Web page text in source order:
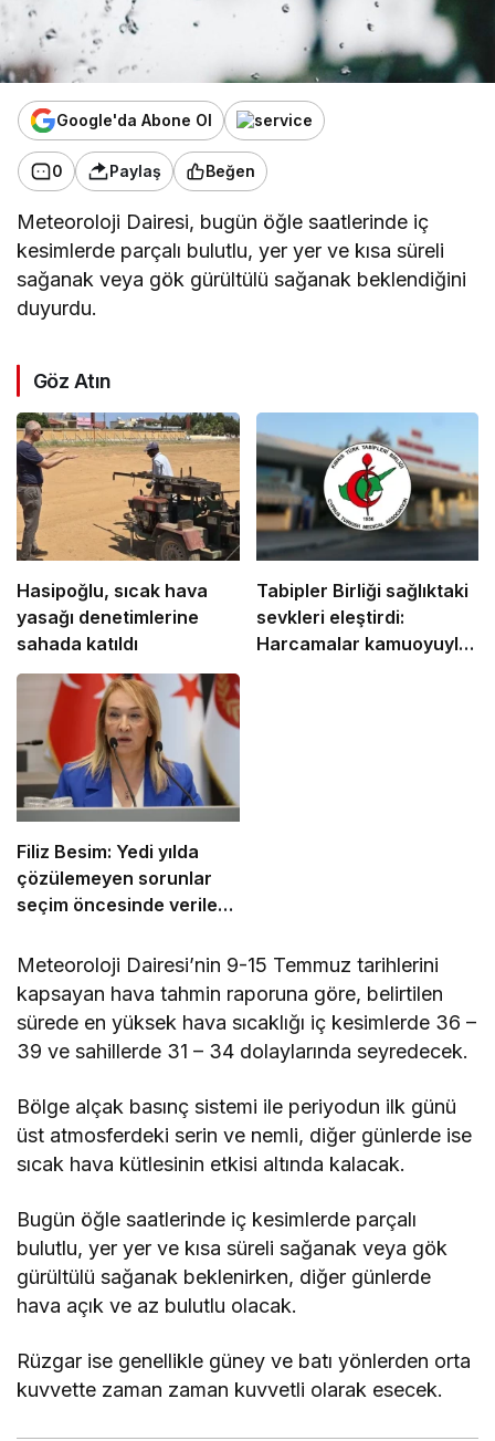
Google'da Abone Ol
0 Paylaş Beğen
Meteoroloji Dairesi, bugün öğle saatlerinde iç
kesimlerde parçalı bulutlu, yer yer ve kısa süreli
sağanak veya gök gürültülü sağanak beklendiğini
duyurdu.
Göz Atın
Hasipoğlu, sıcak hava
yasağı denetimlerine
sahada katıldı
Tabipler Birliği sağlıktaki
sevkleri eleştirdi:
Harcamalar kamuoyuyla
Filiz Besim: Yedi yılda
çözülemeyen sorunlar
seçim öncesinde verilen
Meteoroloji Dairesi’nin 9-15 Temmuz tarihlerini
kapsayan hava tahmin raporuna göre, belirtilen
sürede en yüksek hava sıcaklığı iç kesimlerde 36 –
39 ve sahillerde 31 – 34 dolaylarında seyredecek.
Bölge alçak basınç sistemi ile periyodun ilk günü
üst atmosferdeki serin ve nemli, diğer günlerde ise
sıcak hava kütlesinin etkisi altında kalacak.
Bugün öğle saatlerinde iç kesimlerde parçalı
bulutlu, yer yer ve kısa süreli sağanak veya gök
gürültülü sağanak beklenirken, diğer günlerde
hava açık ve az bulutlu olacak.
Rüzgar ise genellikle güney ve batı yönlerden orta
kuvvette zaman zaman kuvvetli olarak esecek.